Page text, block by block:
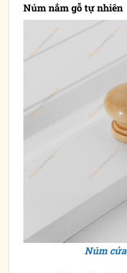
Núm nắm gỗ tự nhiên
Núm